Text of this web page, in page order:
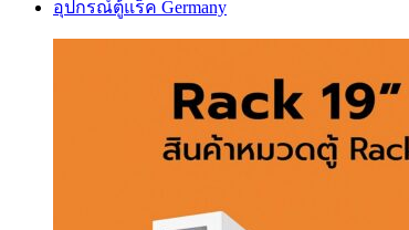
อุปกรณ์ตู้แร็ค Germany